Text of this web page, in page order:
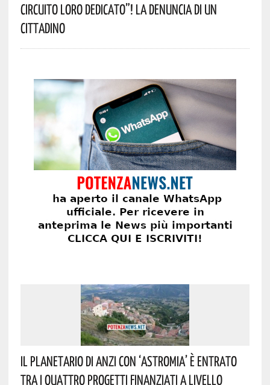
Circuito Loro Dedicato”! La Denuncia Di Un
Cittadino
Il Planetario Di Anzi Con ‘Astromia’ È Entrato
Tra I Quattro Progetti Finanziati A Livello